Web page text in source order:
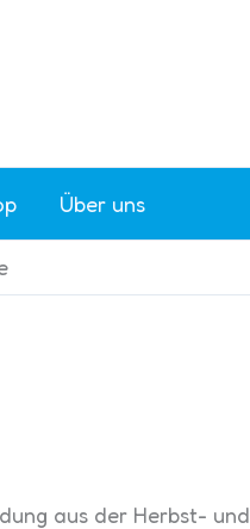
Über uns
aus der Herbst- und